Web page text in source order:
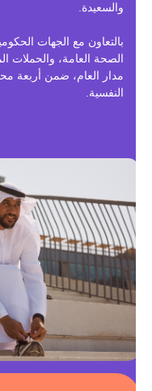
والسعيدة.
بالتعاون مع الجهات
الصحة العامة، والحملات
مدار العام، ضمن أربعة
النفسية.